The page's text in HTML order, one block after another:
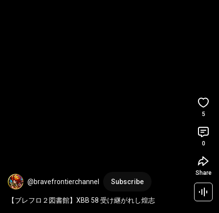
@bravefrontierchannel Subscribe
【ブレフロ２図書館】XBB 58 受け継がれし煌志
5
0
Share